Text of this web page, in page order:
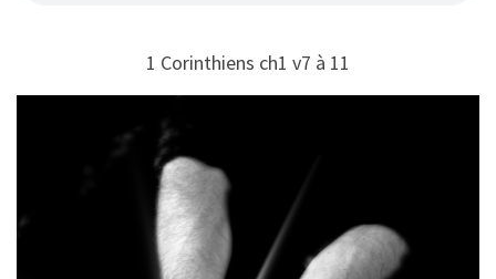
1 Corinthiens ch1 v7 à 11